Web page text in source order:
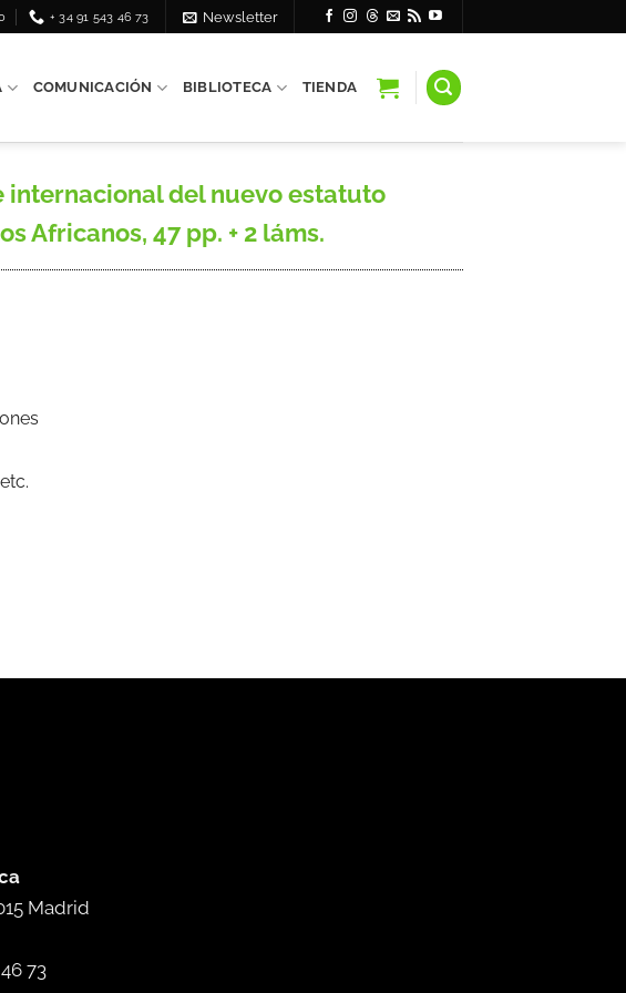
+ 34 91 543 46 73 Newsletter
COMUNICACIÓN BIBLIOTECA TIENDA
internacional del nuevo estatuto
Africanos, 47 pp. + 2 láms.
Madrid
73